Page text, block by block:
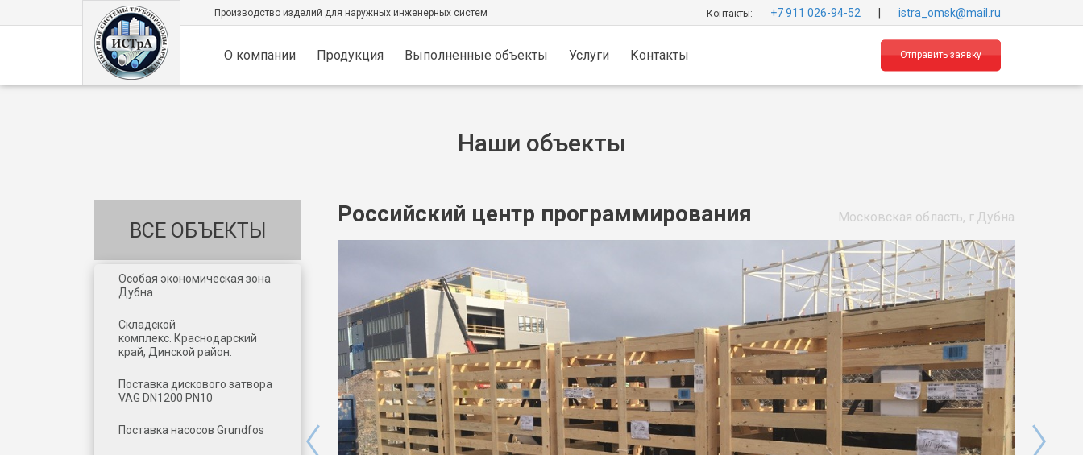
Производство изделий для наружных инженерных систем Контакты: +7 911 026-94-52 | istra_omsk@mail.ru
О компании Продукция Выполненные объекты Услуги Контакты Отправить заявку
Наши объекты
ВСЕ ОБЪЕКТЫ
Особая экономическая зона
Дубна
Складской
комплекс. Краснодарский
край, Динской район.
Поставка дискового затвора
VAG DN1200 PN10
Поставка насосов Grundfos
Российский центр программирования Московская область, г.Дубна